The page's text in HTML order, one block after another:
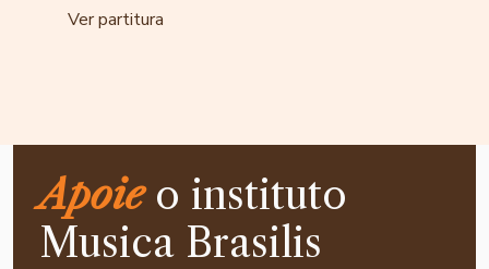
Ver partitura
Apoieo instituto
Musica Brasilis